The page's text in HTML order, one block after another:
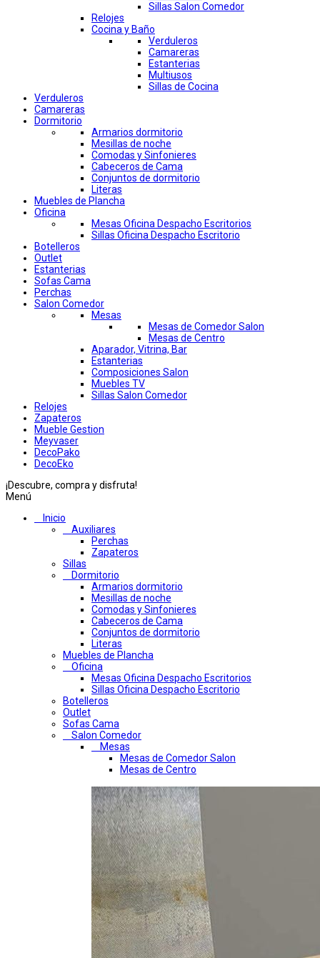
Sillas Salon Comedor
Relojes
Cocina y Baño
Verduleros
Camareras
Estanterias
Multiusos
Sillas de Cocina
Verduleros
Camareras
Dormitorio
Armarios dormitorio
Mesillas de noche
Comodas y Sinfonieres
Cabeceros de Cama
Conjuntos de dormitorio
Literas
Muebles de Plancha
Oficina
Mesas Oficina Despacho Escritorios
Sillas Oficina Despacho Escritorio
Botelleros
Outlet
Estanterias
Sofas Cama
Perchas
Salon Comedor
Mesas
Mesas de Comedor Salon
Mesas de Centro
Aparador, Vitrina, Bar
Estanterias
Composiciones Salon
Muebles TV
Sillas Salon Comedor
Relojes
Zapateros
Mueble Gestion
Meyvaser
DecoPako
DecoEko
¡Descubre, compra y disfruta!
Menú
Inicio
Auxiliares
Perchas
Zapateros
Sillas
Dormitorio
Armarios dormitorio
Mesillas de noche
Comodas y Sinfonieres
Cabeceros de Cama
Conjuntos de dormitorio
Literas
Muebles de Plancha
Oficina
Mesas Oficina Despacho Escritorios
Sillas Oficina Despacho Escritorio
Botelleros
Outlet
Sofas Cama
Salon Comedor
Mesas
Mesas de Comedor Salon
Mesas de Centro